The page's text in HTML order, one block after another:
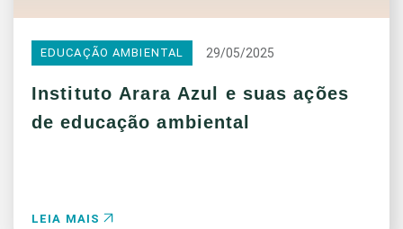
EDUCAÇÃO AMBIENTAL 29/05/2025
Instituto Arara Azul e suas ações
de educação ambiental
LEIA MAIS